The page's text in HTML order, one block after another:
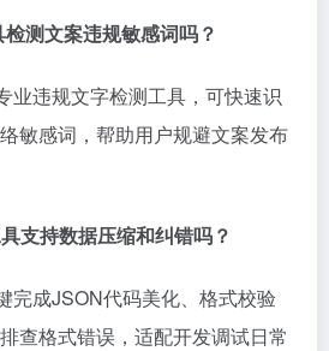
测文案违规敏感词吗？
业违规文字检测工具，可快速识
敏感词，帮助用户规避文案发布
支持数据压缩和纠错吗？
完成JSON代码美化、格式校验
查格式错误，适配开发调试日常